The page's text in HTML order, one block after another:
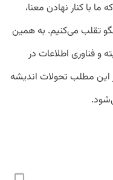
با کنار نهادن معنا،
تقلب می‌کنیم. به همین
و فناوری اطلاعات در
این مطلب تحولات اندیشه